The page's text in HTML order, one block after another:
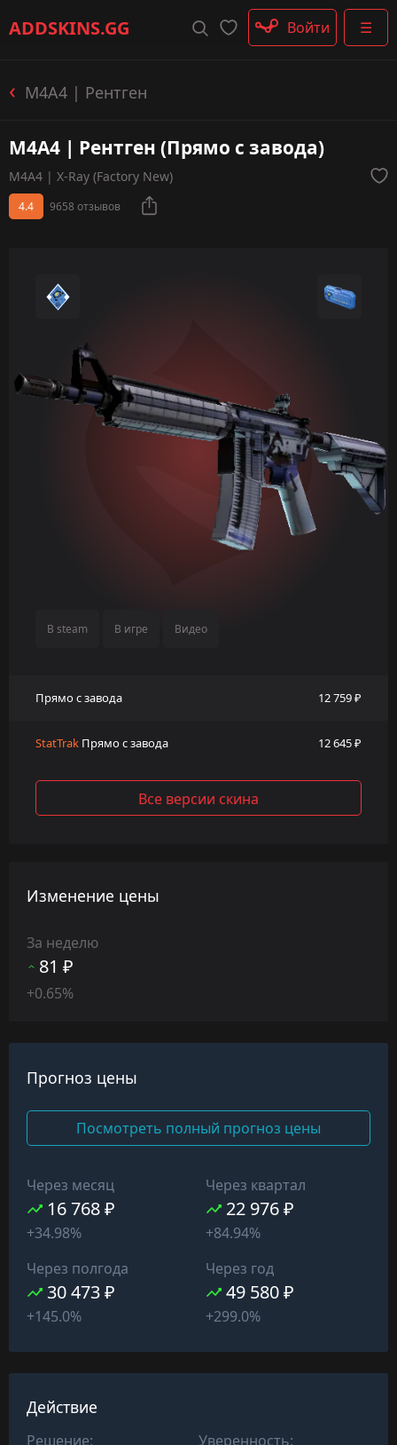
ADDSKINS.GG ☰
Пистолеты-пулемёты
Перчатки
Войти
M4A4 | Рентген
M4A4 | Рентген (Прямо с завода)
M4A4 | X-Ray (Factory New)
4.4 9658 отзывов
В steam В игре Видео
Прямо с завода 12 759 ₽
StatTrak Прямо с завода 12 645 ₽
Все версии скина
Изменение цены
За неделю
81 ₽
+0.65%
Прогноз цены
Посмотреть полный прогноз цены
Через месяц
16 768 ₽
+34.98%
Через квартал
22 976 ₽
+84.94%
Через полгода
30 473 ₽
+145.0%
Через год
49 580 ₽
+299.0%
Действие
Решение:
Уверенность: